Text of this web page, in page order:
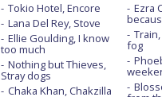
Tokio Hotel, Encore
Lana Del Rey, Stove
Ellie Goulding, I know
too much
Nothing but Thieves,
Stray dogs
Chaka Khan, Chakzilla
Ezra
fog